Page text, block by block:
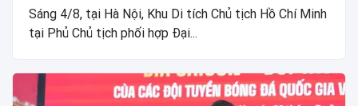
Sáng 4/8, tại Hà Nội, Khu Di tích Chủ tịch Hồ Chí Minh
tại Phủ Chủ tịch phối hợp Đại...